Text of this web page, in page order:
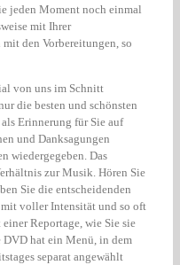
jeden Moment noch einmal
mit Ihrer
den Vorbereitungen, so
von uns im Schnitt
die besten und schönsten
Erinnerung für Sie auf
und Danksagungen
wiedergegeben. Das
zur Musik. Hören Sie
Sie die entscheidenden
voller Intensität und so oft
Reportage, wie Sie sie
DVD hat ein Menü, in dem
separat angewählt